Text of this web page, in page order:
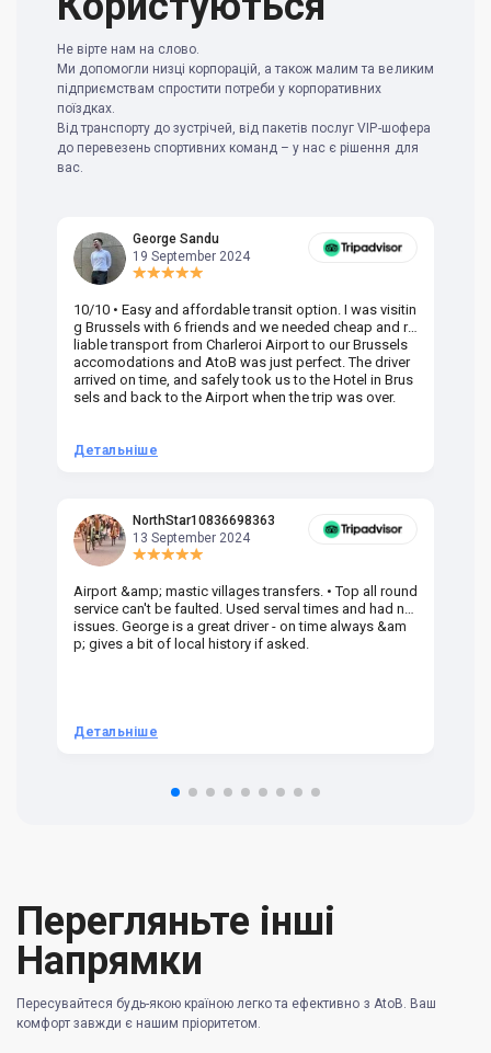
Не вірте нам на слово.
Ми допомогли низці корпорацій, а також малим та великим
підприємствам спростити потреби у корпоративних
поїздках.
Від транспорту до зустрічей, від пакетів послуг VIP-шофера
до перевезень спортивних команд – у нас є рішення для
вас.
George Sandu
19 September 2024
10/10 • Easy and affordable transit option. I was visitin
g Brussels with 6 friends and we needed cheap and re
liable transport from Charleroi Airport to our Brussels
accomodations and AtoB was just perfect. The driver
arrived on time, and safely took us to the Hotel in Brus
sels and back to the Airport when the trip was over.
Детальніше
NorthStar10836698363
13 September 2024
Airport &amp; mastic villages transfers. • Top all round
service can't be faulted. Used serval times and had no
issues. George is a great driver - on time always &am
p; gives a bit of local history if asked.
Детальніше
Перегляньте інші
Напрямки
Пересувайтеся будь-якою країною легко та ефективно з AtoB. Ваш
комфорт завжди є нашим пріоритетом.